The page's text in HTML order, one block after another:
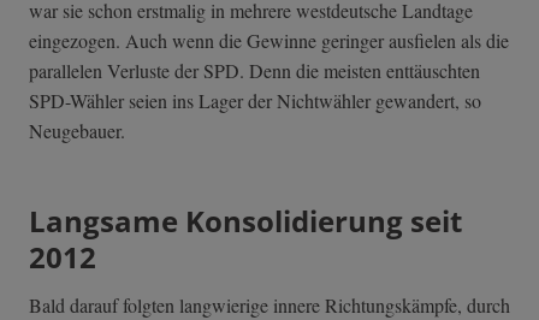
war sie schon erstmalig in mehrere westdeutsche Landtage
eingezogen. Auch wenn die Gewinne geringer ausfielen als die
parallelen Verluste der SPD. Denn die meisten enttäuschten
SPD-Wähler seien ins Lager der Nichtwähler gewandert, so
Neugebauer.
Langsame Konsolidierung seit
2012
Bald darauf folgten langwierige innere Richtungskämpfe, durch